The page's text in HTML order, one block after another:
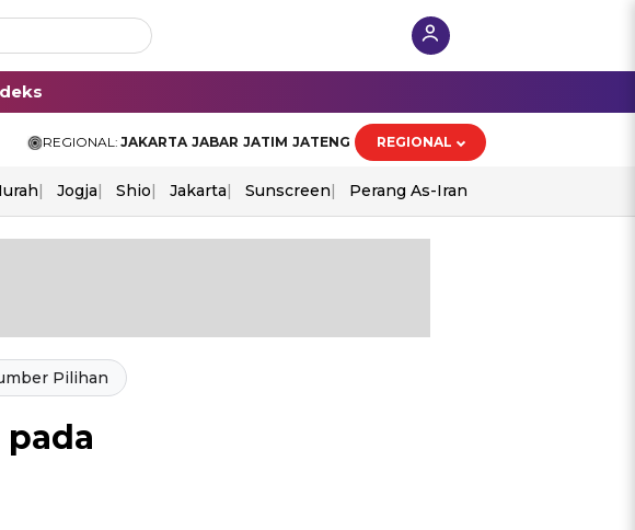
REGIONAL: JAKARTA JABAR JATIM JATENG REGIONAL
Jogja Shio Jakarta Sunscreen Perang As-Iran
Pilihan